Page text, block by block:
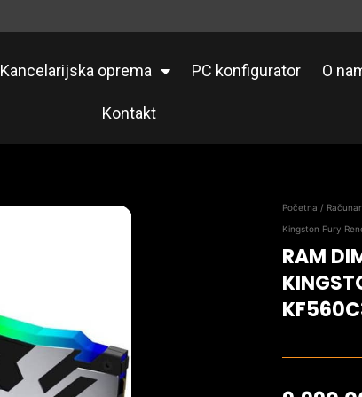
Kancelarijska oprema PC konfigurator O
Kontakt
Početna /
Kingston Fury
RAM